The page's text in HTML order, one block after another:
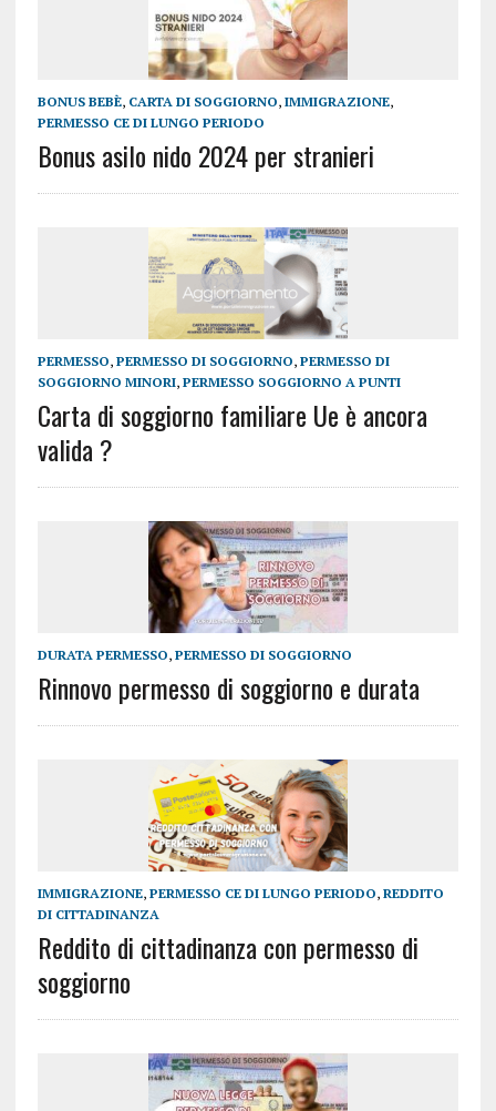
BONUS BEBÈ, CARTA DI SOGGIORNO, IMMIGRAZIONE,
PERMESSO CE DI LUNGO PERIODO
Bonus asilo nido 2024 per stranieri
PERMESSO, PERMESSO DI SOGGIORNO, PERMESSO DI
SOGGIORNO MINORI, PERMESSO SOGGIORNO A PUNTI
Carta di soggiorno familiare Ue è ancora
valida ?
DURATA PERMESSO, PERMESSO DI SOGGIORNO
Rinnovo permesso di soggiorno e durata
IMMIGRAZIONE, PERMESSO CE DI LUNGO PERIODO, REDDITO
DI CITTADINANZA
Reddito di cittadinanza con permesso di
soggiorno